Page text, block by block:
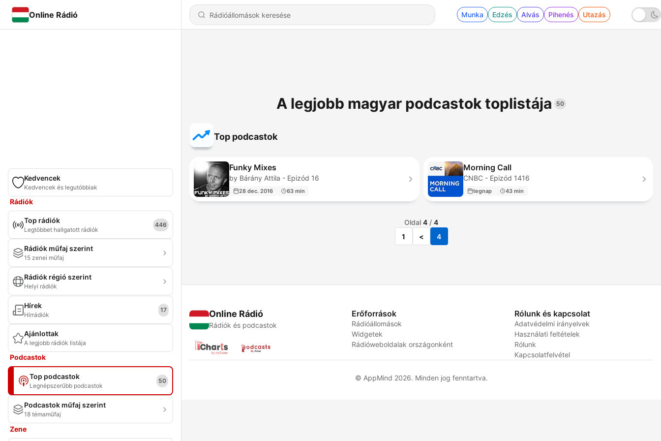
Online Rádió Munka Edzés Alvás Pihenés Utazás
Kedvencek
Kedvencek és legutóbbiak
Rádiók
Top rádiók
Legtöbbet hallgatott rádiók
446
Rádiók műfaj szerint
15 zenei műfaj
Rádiók régió szerint
Helyi rádiók
Hírek
Hírrádiók
17
Ajánlottak
A legjobb rádiók listája
Podcastok
Top podcastok
Legnépszerűbb podcastok
50
Podcastok műfaj szerint
18 témaműfaj
Zene
A legjobb magyar podcastok toplistája 50
Top podcastok
Funky Mixes
by Bárány Attila - Epizód 16
28 dec. 2016 63 min
Morning Call
CNBC - Epizód 1416
tegnap 43 min
Oldal 4 / 4
1
< 4
Online Rádió
Rádiók és podcastok
Erőforrások
Rádióállomások
Widgetek
Rádióweboldalak országonként
Rólunk és kapcsolat
Adatvédelmi irányelvek
Használati feltételek
Rólunk
Kapcsolatfelvétel
© AppMind 2026. Minden jog fenntartva.